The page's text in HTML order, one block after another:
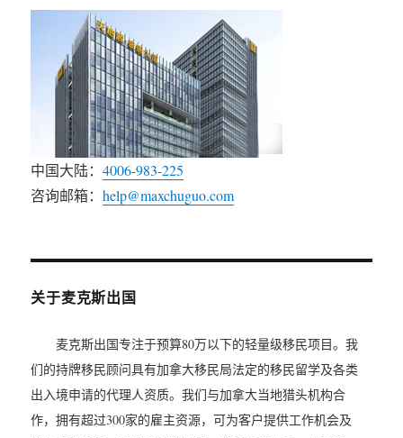
中国大陆：4006-983-225
咨询邮箱：help@maxchuguo.com
关于麦克斯出国
麦克斯出国专注于预算80万以下的轻量级移民项目。我
们的持牌移民顾问具有加拿大移民局法定的移民留学及各类
出入境申请的代理人资质。我们与加拿大当地猎头机构合
作，拥有超过300家的雇主资源，可为客户提供工作机会及